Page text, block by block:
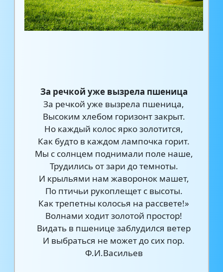
За речкой уже вызрела пшеница
За речкой уже вызрела пшеница,
Высоким хлебом горизонт закрыт.
Но каждый колос ярко золотится,
Как будто в каждом лампочка горит.
Мы с солнцем поднимали поле наше,
Трудились от зари до темноты.
И крыльями нам жаворонок машет,
По птичьи рукоплещет с высоты.
Как трепетны колосья на рассвете!»
Волнами ходит золотой простор!
Видать в пшенице заблудился ветер
И выбраться не может до сих пор.
Ф.И.Васильев